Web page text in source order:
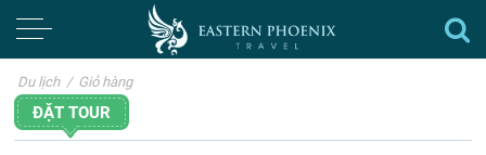
Du lịch / Giỏ hàng
ĐẶT TOUR